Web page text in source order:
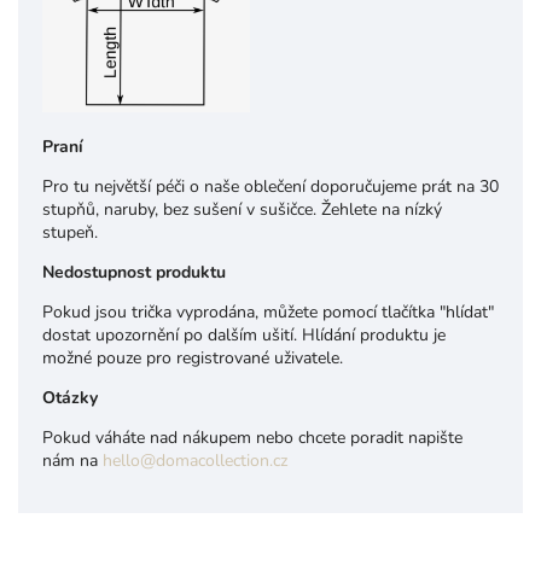
Praní
Pro tu největší péči o naše oblečení doporučujeme prát na 30
stupňů, naruby, bez sušení v sušičce. Žehlete na nízký
stupeň.
Nedostupnost produktu
Pokud jsou trička vyprodána, můžete pomocí tlačítka "hlídat"
dostat upozornění po dalším ušití. Hlídání produktu je
možné pouze pro registrované uživatele.
Otázky
Pokud váháte nad nákupem nebo chcete poradit napište
nám na hello@domacollection.cz